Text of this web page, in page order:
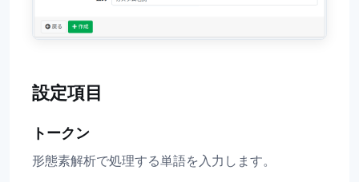
設定項目
トークン
形態素解析で処理する単語を入力します。